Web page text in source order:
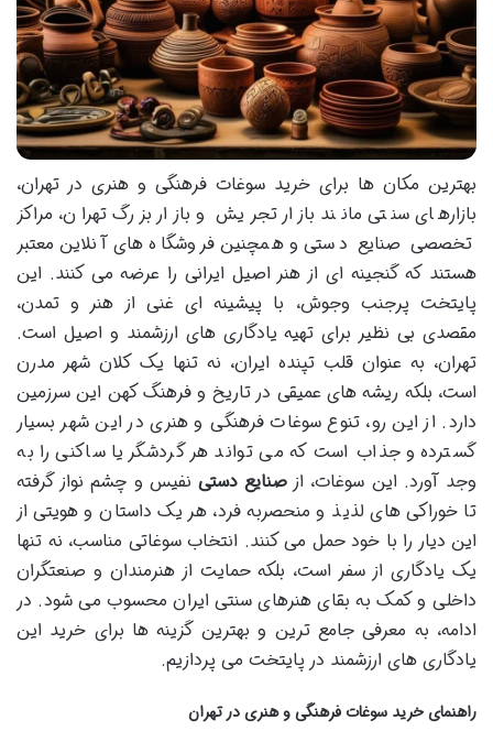
بهترین مکان ها برای خرید سوغات فرهنگی و هنری در تهران،
بازارهای سنتی مانند بازار تجریش و بازار بزرگ تهران، مراکز
تخصصی صنایع دستی و همچنین فروشگاه های آنلاین معتبر
هستند که گنجینه ای از هنر اصیل ایرانی را عرضه می کنند. این
پایتخت پرجنب وجوش، با پیشینه ای غنی از هنر و تمدن،
مقصدی بی نظیر برای تهیه یادگاری های ارزشمند و اصیل است.
تهران، به عنوان قلب تپنده ایران، نه تنها یک کلان شهر مدرن
است، بلکه ریشه های عمیقی در تاریخ و فرهنگ کهن این سرزمین
دارد. از این رو، تنوع سوغات فرهنگی و هنری در این شهر بسیار
گسترده و جذاب است که می تواند هر گردشگر یا ساکنی را به
وجد آورد. این سوغات، از صنایع دستی نفیس و چشم نواز گرفته
تا خوراکی های لذیذ و منحصربه فرد، هر یک داستان و هویتی از
این دیار را با خود حمل می کنند. انتخاب سوغاتی مناسب، نه تنها
یک یادگاری از سفر است، بلکه حمایت از هنرمندان و صنعتگران
داخلی و کمک به بقای هنرهای سنتی ایران محسوب می شود. در
ادامه، به معرفی جامع ترین و بهترین گزینه ها برای خرید این
یادگاری های ارزشمند در پایتخت می پردازیم.
راهنمای خرید سوغات فرهنگی و هنری در تهران